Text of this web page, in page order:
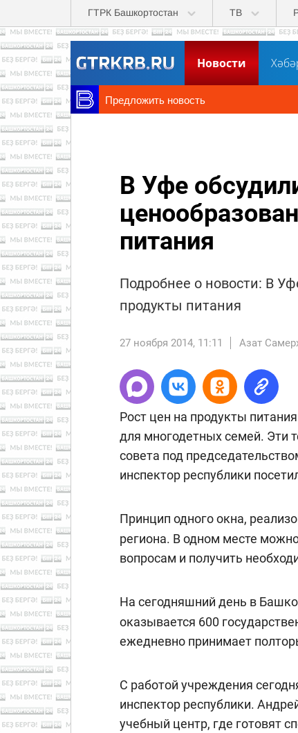
Перейти к основному содержанию
ГТРК Башкортостан ТВ
Новости
Предложить новость
В Уфе
питания
Подробнее о новости: В
продукты питания
27 ноября 2014, 11:11 Азат
Рост цен на продукты
для многодетных семей. Эти
совета под
инспектор республики
Принцип одного окна,
региона. В одном месте
вопросам и получить
На сегодняшний день в
оказывается 600
ежедневно принимает
С работой учреждения
инспектор республики.
учебный центр, где готовят